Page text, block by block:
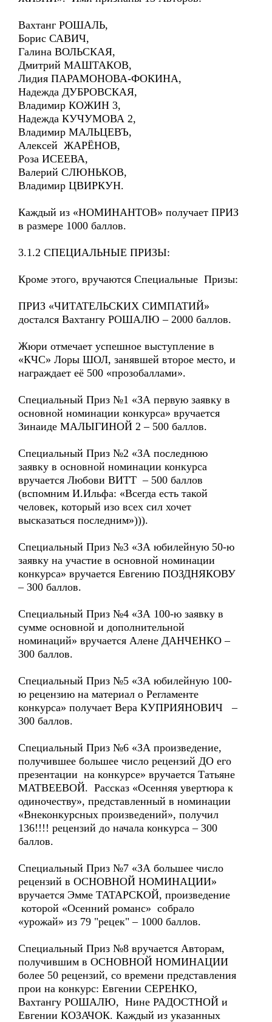
Вахтанг РОШАЛЬ,
Борис САВИЧ,
Галина ВОЛЬСКАЯ,
Дмитрий МАШТАКОВ,
Лидия ПАРАМОНОВА-ФОКИНА,
Надежда ДУБРОВСКАЯ,
Владимир КОЖИН 3,
Надежда КУЧУМОВА 2,
Владимир МАЛЬЦЕВЪ,
Алексей ЖАРЁНОВ,
Роза ИСЕЕВА,
Валерий СЛЮНЬКОВ,
Владимир ЦВИРКУН.
Каждый из «НОМИНАНТОВ» получает ПРИЗ
в размере 1000 баллов.
3.1.2 СПЕЦИАЛЬНЫЕ ПРИЗЫ:
Кроме этого, вручаются Специальные Призы:
ПРИЗ «ЧИТАТЕЛЬСКИХ СИМПАТИЙ»
достался Вахтангу РОШАЛЮ – 2000 баллов.
Жюри отмечает успешное выступление в
«КЧС» Лоры ШОЛ, занявшей второе место, и
награждает её 500 «прозобаллами».
Специальный Приз №1 «ЗА первую заявку в
основной номинации конкурса» вручается
Зинаиде МАЛЫГИНОЙ 2 – 500 баллов.
Специальный Приз №2 «ЗА последнюю
заявку в основной номинации конкурса
вручается Любови ВИТТ – 500 баллов
(вспомним И.Ильфа: «Всегда есть такой
человек, который изо всех сил хочет
высказаться последним»))).
Специальный Приз №3 «ЗА юбилейную 50-ю
заявку на участие в основной номинации
конкурса» вручается Евгению ПОЗДНЯКОВУ
– 300 баллов.
Специальный Приз №4 «ЗА 100-ю заявку в
сумме основной и дополнительной
номинаций» вручается Алене ДАНЧЕНКО –
300 баллов.
Специальный Приз №5 «ЗА юбилейную 100-
ю рецензию на материал о Регламенте
конкурса» получает Вера КУПРИЯНОВИЧ –
300 баллов.
Специальный Приз №6 «ЗА произведение,
получившее большее число рецензий ДО его
презентации на конкурсе» вручается Татьяне
МАТВЕЕВОЙ. Рассказ «Осенняя увертюра к
одиночеству», представленный в номинации
«Внеконкурсных произведений», получил
136!!!! рецензий до начала конкурса – 300
баллов.
Специальный Приз №7 «ЗА большее число
рецензий в ОСНОВНОЙ НОМИНАЦИИ»
вручается Эмме ТАТАРСКОЙ, произведение
которой «Осенний романс» собрало
«урожай» из 79 "рецек" – 1000 баллов.
Специальный Приз №8 вручается Авторам,
получившим в ОСНОВНОЙ НОМИНАЦИИ
более 50 рецензий, со времени представления
прои на конкурс: Евгении СЕРЕНКО,
Вахтангу РОШАЛЮ, Нине РАДОСТНОЙ и
Евгении КОЗАЧОК. Каждый из указанных